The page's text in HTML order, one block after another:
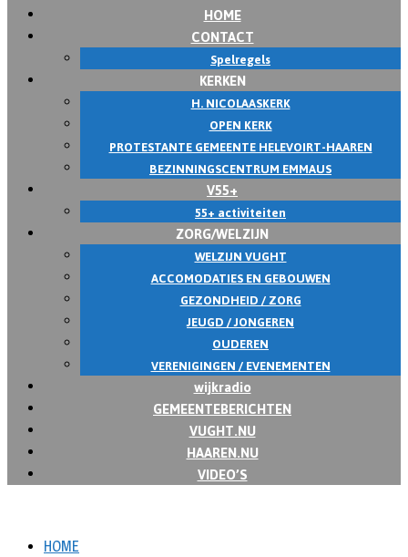
HOME
CONTACT
Spelregels
KERKEN
H. NICOLAASKERK
OPEN KERK
PROTESTANTE GEMEENTE HELEVOIRT-HAAREN
BEZINNINGSCENTRUM EMMAUS
V55+
55+ activiteiten
ZORG/WELZIJN
WELZIJN VUGHT
ACCOMODATIES EN GEBOUWEN
GEZONDHEID / ZORG
JEUGD / JONGEREN
OUDEREN
VERENIGINGEN / EVENEMENTEN
wijkradio
GEMEENTEBERICHTEN
VUGHT.NU
HAAREN.NU
VIDEO’S
HOME